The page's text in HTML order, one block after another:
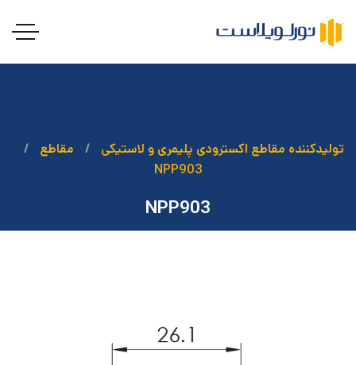
تولیدکننده مقاطع اکسترودی پلیمری و لاستیکی
مقاطع
NPP903
NPP903